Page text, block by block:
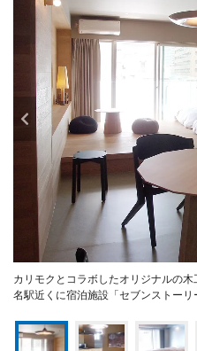
カリモクとコラボしたオリジナルの
名駅近くに宿泊施設「セブンストーリ